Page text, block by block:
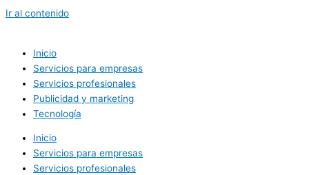
Ir al contenido
Inicio
Servicios para empresas
Servicios profesionales
Publicidad y marketing
Tecnología
Inicio
Servicios para empresas
Servicios profesionales